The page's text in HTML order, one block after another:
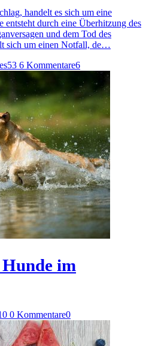
handelt es sich um eine
entsteht durch eine Überhitzung des
und dem Tod des
sich um einen Notfall, de…
53 6 Kommentare6
im
0 Kommentare0